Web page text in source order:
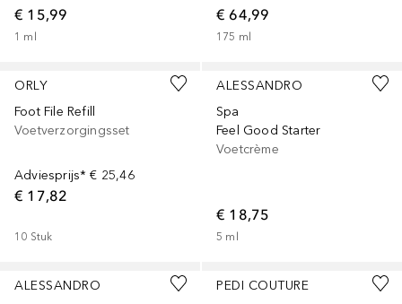
€ 15,99
1 ml
€ 64,99
175 ml
ORLY
Foot File Refill
Voetverzorgingsset
Adviesprijs* € 25,46
€ 17,82
10 Stuk
ALESSANDRO
Spa
Feel Good Starter
Voetcrème
€ 18,75
5 ml
ALESSANDRO
PEDI COUTURE